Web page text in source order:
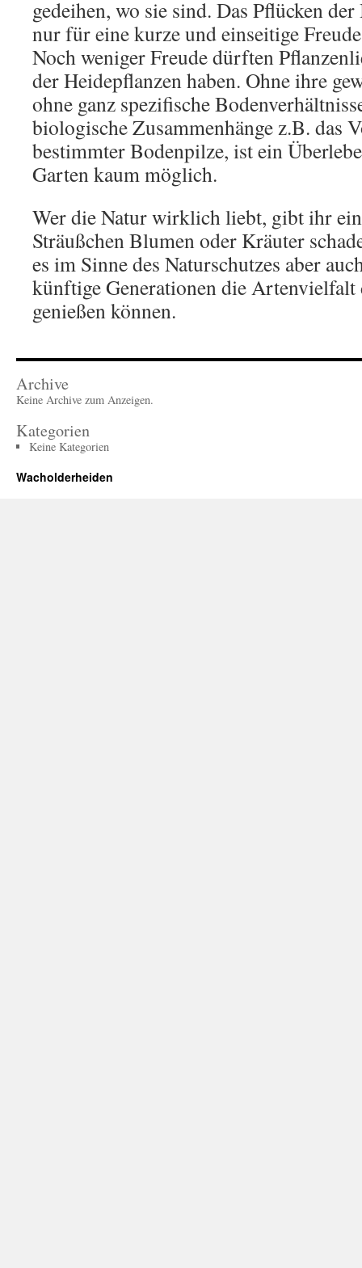
gedeihen, wo sie sind. Das Pflücken
nur für eine kurze und einseitige
Noch weniger Freude dürften
der Heidepflanzen haben. Ohne ihre
ohne ganz spezifische
biologische Zusammenhänge z.B. das
bestimmter Bodenpilze, ist ein
Garten kaum möglich.
Wer die Natur wirklich liebt, gibt ihr
Sträußchen Blumen oder Kräuter
es im Sinne des Naturschutzes aber
künftige Generationen die Artenvielfalt
genießen können.
Archive
Keine Archive zum Anzeigen.
Kategorien
Keine Kategorien
Wacholderheiden